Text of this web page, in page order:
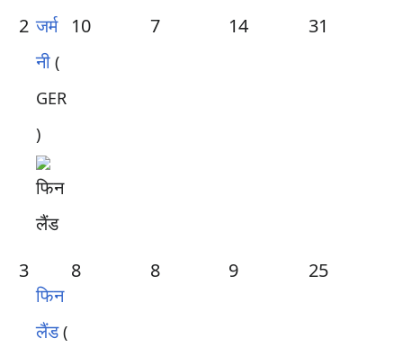
2 जर्म
नी (
GER
)
10 7 14 31
3
फिन
लैंड (
8 8 9 25